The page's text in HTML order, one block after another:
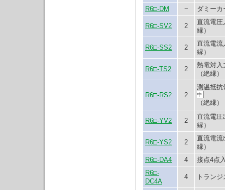
R6□-DM − ダミーカ
R6□-SV2 2
直流電圧
縁）
R6□-SS2 2
直流電流
縁）
R6□-TS2 2
熱電対
（絶縁）
R6□-RS2 2
測温抵
中
（絶縁）
R6□-YV2 2
直流電圧
縁）
R6□-YS2 2
直流電流
縁）
R6□-DA4
4
接点4点
R6□-
DC4A
4 トラン